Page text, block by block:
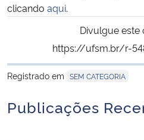
Secretaria de Governo
Gabinete de Segurança Institucional
Advocacia-Geral da União
Banco Central do Brasil
clicando aqui.
Divulgue este
https://ufsm.br/r-
Registrado em SEM CATEGORIA
Publicações